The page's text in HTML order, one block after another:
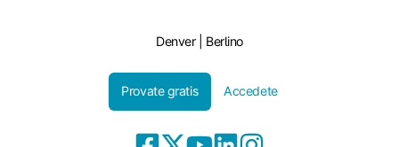
Denver | Berlino
Provate gratis Accedete